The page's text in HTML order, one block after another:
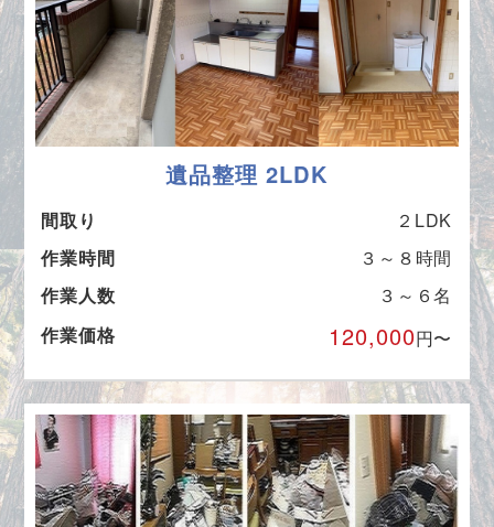
遺品整理 2LDK
間取り
２LDK
作業時間
３～８時間
作業人数
３～６名
作業価格
120,000円〜